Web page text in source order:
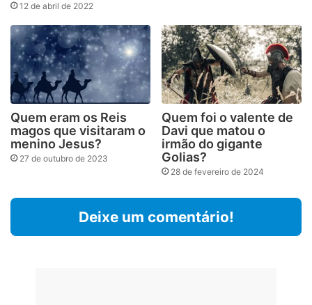
12 de abril de 2022
Quem eram os Reis
magos que visitaram o
menino Jesus?
27 de outubro de 2023
Quem foi o valente de
Davi que matou o
irmão do gigante
Golias?
28 de fevereiro de 2024
Deixe um comentário!